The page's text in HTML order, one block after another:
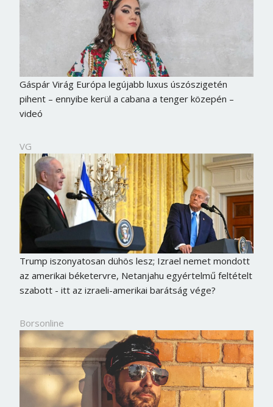
Gáspár Virág Európa legújabb luxus úszószigetén
pihent – ennyibe kerül a cabana a tenger közepén –
videó
VG
Trump iszonyatosan dühös lesz; Izrael nemet mondott
az amerikai béketervre, Netanjahu egyértelmű feltételt
szabott - itt az izraeli-amerikai barátság vége?
Borsonline